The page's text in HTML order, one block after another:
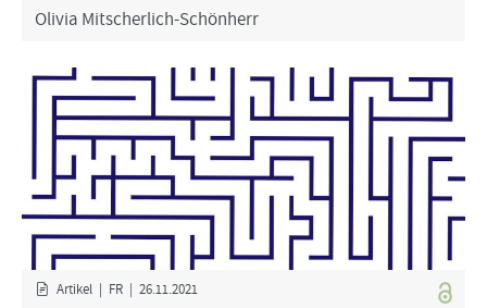
Oli­via Mitscherlich-​Schönherr
Ar­ti­kel | FR | 26.11.2021